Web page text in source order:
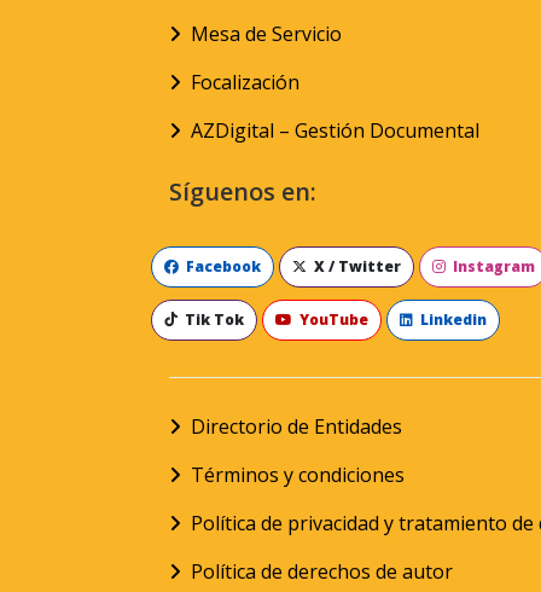
Mesa de Servicio
Focalización
AZDigital – Gestión Documental
Síguenos en:
Facebook X / Twitter Instagram
Tik Tok YouTube Linkedin
Directorio de Entidades
Términos y condiciones
Política de privacidad y tratamiento
Política de derechos de autor